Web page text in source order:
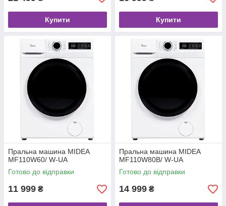
Купити Купити
Пральна машина MIDEA
MF110W60/ W-UA
Готово до відправки
11 999 ₴
Пральна машина MIDEA
MF110W80B/ W-UA
Готово до відправки
14 999 ₴